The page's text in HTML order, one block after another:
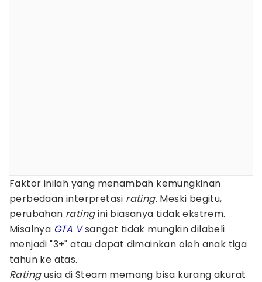
Faktor inilah yang menambah kemungkinan
perbedaan interpretasi rating. Meski begitu,
perubahan ratingini biasanya tidak ekstrem.
Misalnya GTA Vsangat tidak mungkin dilabeli
menjadi "3+" atau dapat dimainkan oleh anak tiga
tahun ke atas.
Ratingusia di Steam memang bisa kurang akurat